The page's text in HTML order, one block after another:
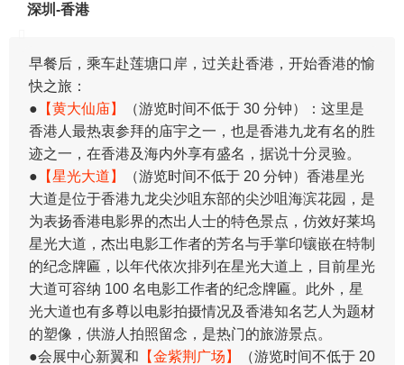
深圳-香港
早餐后，乘车赴莲塘口岸，过关赴香港，开始香港的愉
快之旅：
● 【黄大仙庙】
（游览时间不低于 30 分钟）：这里是
香港人最热衷参拜的庙宇之一，也是香港九龙有名的胜
迹之一，在香港及海内外享有盛名，据说十分灵验。
● 【星光大道】
（游览时间不低于 20 分钟）香港星光
大道是位于香港九龙尖沙咀东部的尖沙咀海滨花园，是
为表扬香港电影界的杰出人士的特色景点，仿效好莱坞
星光大道，杰出电影工作者的芳名与手掌印镶嵌在特制
的纪念牌匾，以年代依次排列在星光大道上，目前星光
大道可容纳 100 名电影工作者的纪念牌匾。此外，星
光大道也有多尊以电影拍摄情况及香港知名艺人为题材
的塑像，供游人拍照留念，是热门的旅游景点。
●会展中心新翼和 【金紫荆广场】 （游览时间不低于 20